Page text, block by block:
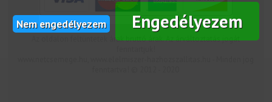
Nem engedélyezem Engedélyezem
Az oldalon feltüntetek árak bruttó árak. Az árváltoztatás jogát